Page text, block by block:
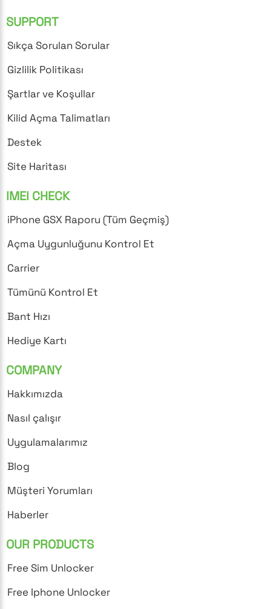
SUPPORT
Sıkça Sorulan Sorular
Gizlilik Politikası
Şartlar ve Koşullar
Kilid Açma Talimatları
Destek
Site Haritası
IMEI CHECK
iPhone GSX Raporu (Tüm Geçmiş)
Açma Uygunluğunu Kontrol Et
Carrier
Tümünü Kontrol Et
Bant Hızı
Hediye Kartı
COMPANY
Hakkımızda
Nasıl çalışır
Uygulamalarımız
Blog
Müşteri Yorumları
Haberler
OUR PRODUCTS
Free Sim Unlocker
Free Iphone Unlocker